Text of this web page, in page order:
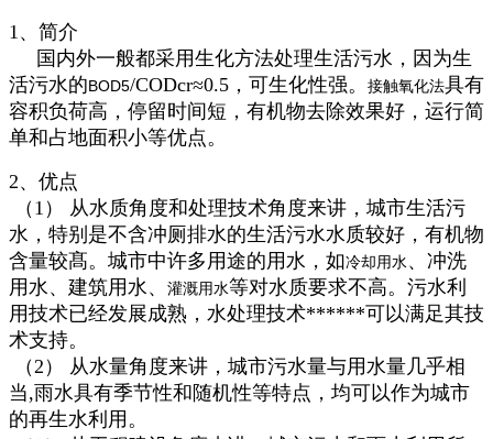
1、简介
国内外一般都采用生化方法处理生活污水，因为生
活污水的BOD5/CODcr≈0.5，可生化性强。 接触氧化法具有
容积负荷高，停留时间短，有机物去除效果好，运行简
单和占地面积小等优点。
2、优点
（1） 从水质角度和处理技术角度来讲，城市生活污
水，特别是不含冲厕排水的生活污水水质较好，有机物
含量较髙。城市中许多用途的用水，如冷却用水、冲洗
用水、建筑用水、
灌溉用水等对水质要求不高。污水利
用技术已经发展成熟，水处理技术******可以满足其技
术支持。
（2） 从水量角度来讲，城市污水量与用水量几乎相
当,雨水具有季节性和随机性等特点，均可以作为城市
的再生水利用。